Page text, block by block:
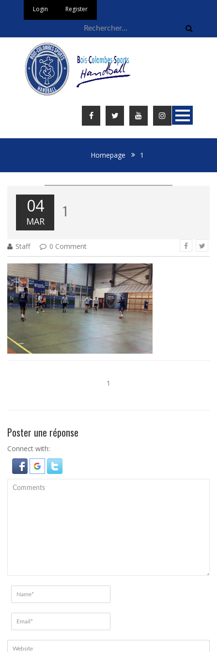
Login Register
Homepage 1
04
MAR
1
Staff 0 Comment
1
Poster une réponse
Connect with: